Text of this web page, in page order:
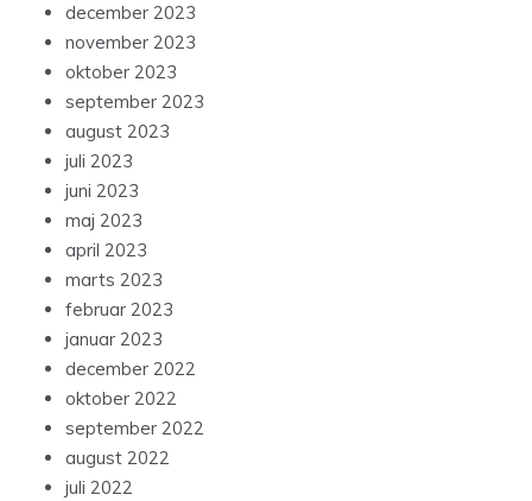
december 2023
november 2023
oktober 2023
september 2023
august 2023
juli 2023
juni 2023
maj 2023
april 2023
marts 2023
februar 2023
januar 2023
december 2022
oktober 2022
september 2022
august 2022
juli 2022